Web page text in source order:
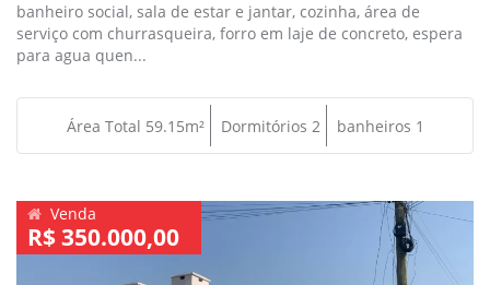
banheiro social, sala de estar e jantar, cozinha, área de
serviço com churrasqueira, forro em laje de concreto, espera
para agua quen...
Área Total 59.15m² Dormitórios 2 banheiros 1
Venda
R$ 350.000,00